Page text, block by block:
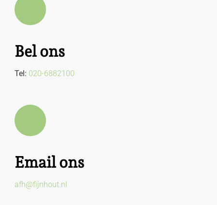
Bel ons
Tel: 020-6882100
Email ons
afh@fijnhout.nl